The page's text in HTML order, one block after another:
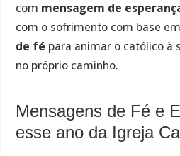
com mensagem de
com o sofrimento com base em
de fé para animar o católico à
no próprio caminho.
Mensagens de Fé e
esse ano da Igreja